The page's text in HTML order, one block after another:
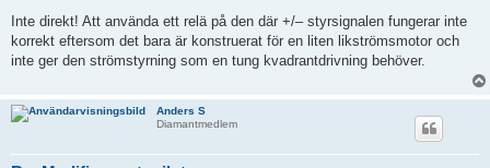
l
g
g
Inte direkt! Att använda ett relä på den där +/– styrsignalen fungerar inte
korrekt eftersom det bara är konstruerat för en liten likströmsmotor och
inte ger den strömstyrning som en tung kvadrantdrivning behöver.
Anders S
Diamantmedlem